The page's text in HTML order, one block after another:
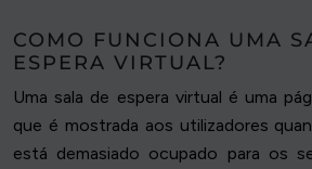
COMO FUNCIONA UMA
ESPERA VIRTUAL?
Uma sala de espera virtual é uma
que é mostrada aos utilizadores
está demasiado ocupado para os